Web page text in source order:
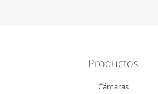
Productos
Cámaras